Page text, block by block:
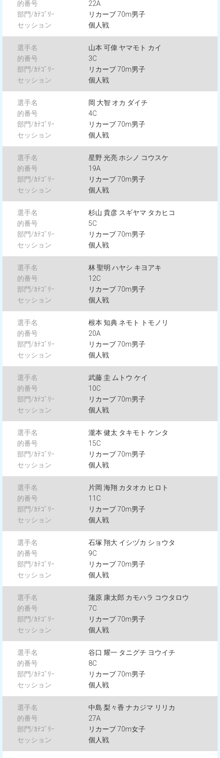
22A
リカーブ 70m男子
個人戦
山本 可偉 ヤマモト カイ
3C
リカーブ 70m男子
個人戦
岡 大智 オカ ダイチ
4C
リカーブ 70m男子
個人戦
星野 光亮 ホシノ コウスケ
19A
リカーブ 70m男子
個人戦
杉山 貴彦 スギヤマ タカヒコ
5C
リカーブ 70m男子
個人戦
林 聖明 ハヤシ キヨアキ
12C
リカーブ 70m男子
個人戦
根本 知典 ネモト トモノリ
20A
リカーブ 70m男子
個人戦
武藤 圭 ムトウ ケイ
10C
リカーブ 70m男子
個人戦
瀧本 健太 タキモト ケンタ
15C
リカーブ 70m男子
個人戦
片岡 海翔 カタオカ ヒロト
11C
リカーブ 70m男子
個人戦
石塚 翔大 イシヅカ ショウタ
9C
リカーブ 70m男子
個人戦
蒲原 康太郎 カモハラ コウタロウ
7C
リカーブ 70m男子
個人戦
谷口 耀一 タニグチ ヨウイチ
8C
リカーブ 70m男子
個人戦
中島 梨々香 ナカジマ リリカ
27A
リカーブ 70m女子
個人戦